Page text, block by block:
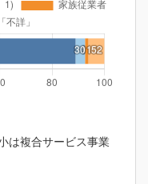
は複合サービス事業